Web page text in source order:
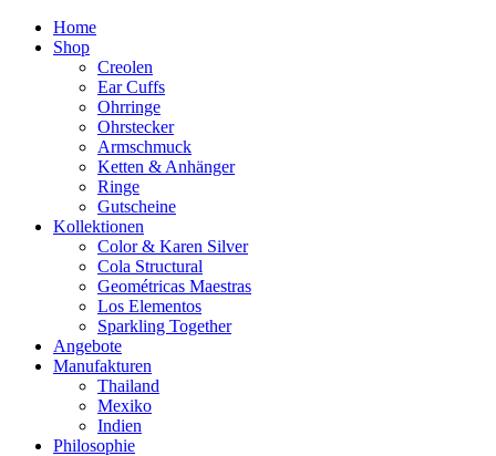
Home
Shop
Creolen
Ear Cuffs
Ohrringe
Ohrstecker
Armschmuck
Ketten & Anhänger
Ringe
Gutscheine
Kollektionen
Color & Karen Silver
Cola Structural
Geométricas Maestras
Los Elementos
Sparkling Together
Angebote
Manufakturen
Thailand
Mexiko
Indien
Philosophie